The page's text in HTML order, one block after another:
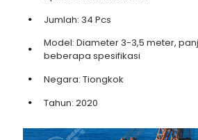
Jumlah: 34 Pcs
Model: Diameter 3-3,5 meter,
beberapa spesifikasi
Negara: Tiongkok
Tahun: 2020